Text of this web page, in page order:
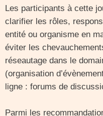
Les participants à cette
clarifier les rôles,
entité ou organisme en
éviter les
réseautage dans le
(organisation
ligne : forums de
Parmi les